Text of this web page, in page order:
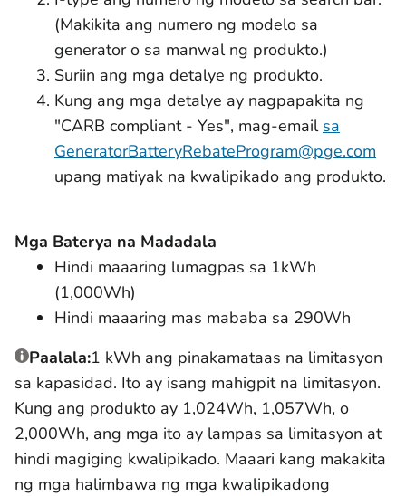
(Makikita ang numero ng modelo sa
generator o sa manwal ng produkto.)
Suriin ang mga detalye ng produkto.
Kung ang mga detalye ay nagpapakita ng
"CARB compliant - Yes", mag-email sa
GeneratorBatteryRebateProgram@pge.com
upang matiyak na kwalipikado ang produkto.
Mga Baterya na Madadala
Hindi maaaring lumagpas sa 1kWh
(1,000Wh)
Hindi maaaring mas mababa sa 290Wh
Paalala:1 kWh ang pinakamataas na limitasyon
sa kapasidad. Ito ay isang mahigpit na limitasyon.
Kung ang produkto ay 1,024Wh, 1,057Wh, o
2,000Wh, ang mga ito ay lampas sa limitasyon at
hindi magiging kwalipikado. Maaari kang makakita
ng mga halimbawa ng mga kwalipikadong